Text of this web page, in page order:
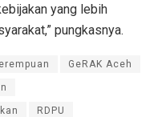
yang lebih
pungkasnya.
GeRAK Aceh
RDPU